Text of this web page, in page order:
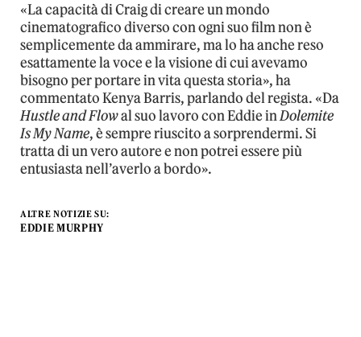
«La capacità di Craig di creare un mondo
cinematografico diverso con ogni suo film non è
semplicemente da ammirare, ma lo ha anche reso
esattamente la voce e la visione di cui avevamo
bisogno per portare in vita questa storia», ha
commentato Kenya Barris, parlando del regista. «Da
Hustle and Flowal suo lavoro con Eddie inDolemite
Is My Name, è sempre riuscito a sorprendermi. Si
tratta di un vero autore e non potrei essere più
entusiasta nell’averlo a bordo».
ALTRE NOTIZIE SU:
EDDIE MURPHY